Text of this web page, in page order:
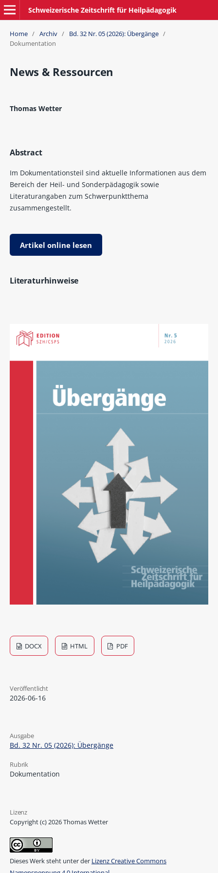
Schweizerische Zeitschrift für Heilpädagogik
Home / Archiv / Bd. 32 Nr. 05 (2026): Übergänge /
Dokumentation
News & Ressourcen
Thomas Wetter
Abstract
Im Dokumentationsteil sind aktuelle Informationen aus dem
Bereich der Heil- und Sonderpädagogik sowie
Literaturangaben zum Schwerpunktthema
zusammengestellt.
Artikel online lesen
Literaturhinweise
DOCX HTML PDF
Veröffentlicht
2026-06-16
Ausgabe
Bd. 32 Nr. 05 (2026): Übergänge
Rubrik
Dokumentation
Lizenz
Copyright (c) 2026 Thomas Wetter
Dieses Werk steht unter der Lizenz Creative Commons